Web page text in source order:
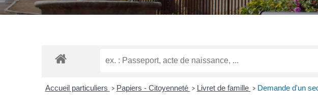
Accueil particuliers > Papiers - Citoyenneté > Livret de famille > Demande d'un